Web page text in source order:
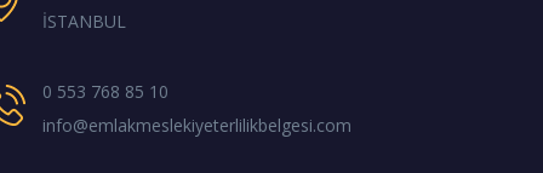
İSTANBUL
0 553 768 85 10
info@emlakmeslekiyeterlilikbelgesi.com